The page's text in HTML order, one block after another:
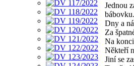
Jednou
Dny a
Za
Na
Někteří
Jiní se